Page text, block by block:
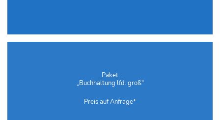
Paket
„Buchhaltung lfd. groß"
Preis auf Anfrage*